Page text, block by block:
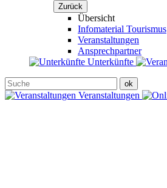
Zurück
Übersicht
Infomaterial Tourismus
Veranstaltungen
Ansprechpartner
Unterkünfte
Veranstaltungen